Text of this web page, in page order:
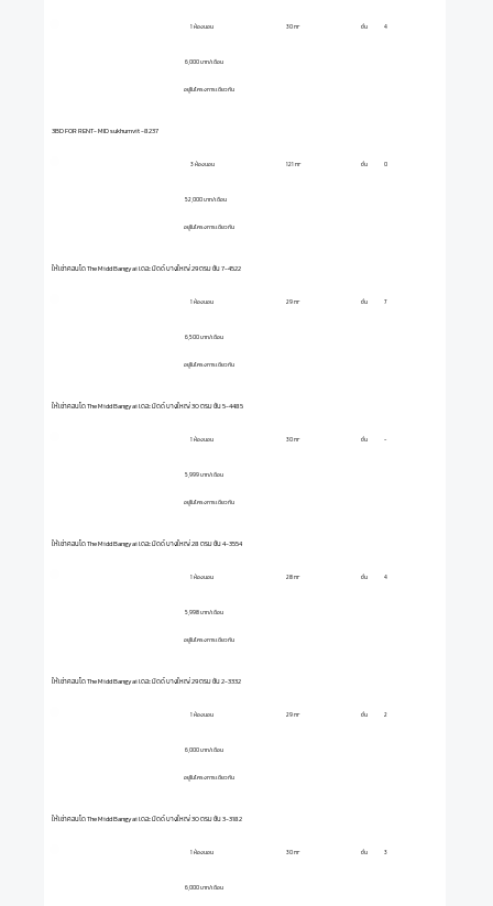
1 ห้องนอน
6,000 บาท/เดือน
ชั้น
30 m² 4
อยู่ในโครงการเดียวกัน
3BD FOR RENT- MID sukhumvit -8237
3 ห้องนอน
52,000 บาท/เดือน
ชั้น
121 m² 0
อยู่ในโครงการเดียวกัน
ให้เช่าคอนโด The Midd Bangyai เดอะ มิดด์ บางใหญ่ 29 ตรม ชั้น 7-4522
1 ห้องนอน
6,500 บาท/เดือน
ชั้น
29 m² 7
อยู่ในโครงการเดียวกัน
ให้เช่าคอนโด The Midd Bangyai เดอะ มิดด์ บางใหญ่ 30 ตรม ชั้น 5-4485
1 ห้องนอน
5,999 บาท/เดือน
ชั้น
30 m² -
อยู่ในโครงการเดียวกัน
ให้เช่าคอนโด The Midd Bangyai เดอะ มิดด์ บางใหญ่ 28 ตรม ชั้น 4-3554
1 ห้องนอน
5,998 บาท/เดือน
ชั้น
28 m² 4
อยู่ในโครงการเดียวกัน
ให้เช่าคอนโด The Midd Bangyai เดอะ มิดด์ บางใหญ่ 29 ตรม ชั้น 2-3332
1 ห้องนอน
6,000 บาท/เดือน
ชั้น
29 m² 2
อยู่ในโครงการเดียวกัน
ให้เช่าคอนโด The Midd Bangyai เดอะ มิดด์ บางใหญ่ 30 ตรม ชั้น 3-3182
1 ห้องนอน
6,000 บาท/เดือน
ชั้น
30 m² 3